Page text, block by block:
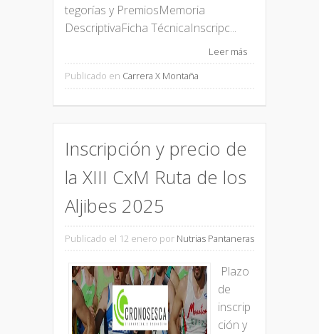
tegorías y PremiosMemoria
DescriptivaFicha TécnicaInscripc...
Leer más
Publicado en Carrera X Montaña
Inscripción y precio de
la XIII CxM Ruta de los
Aljibes 2025
Publicado el 12 enero por Nutrias Pantaneras
Plazo
de
inscrip
ción y